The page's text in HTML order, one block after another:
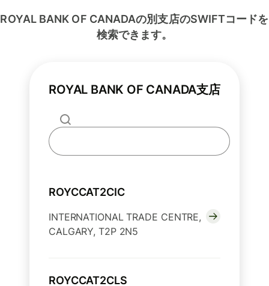
ROYAL BANK OF CANADAの別支店のSWIFTコードを
検索できます。
ROYAL BANK OF CANADA支店
ROYCCAT2CIC
INTERNATIONAL TRADE CENTRE,
CALGARY, T2P 2N5
ROYCCAT2CLS